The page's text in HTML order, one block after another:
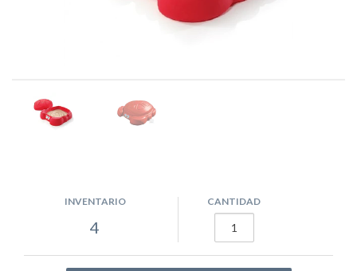
INVENTARIO
4
CANTIDAD